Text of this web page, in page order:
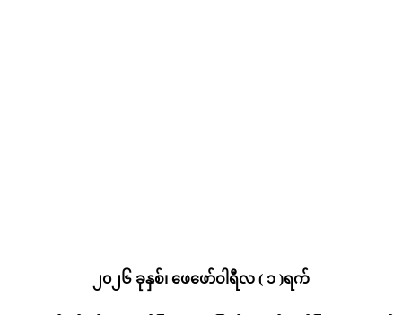
၂၀၂၆ ခုနှစ်၊ ဖေဖော်ဝါရီလ ( ၁ )ရက်